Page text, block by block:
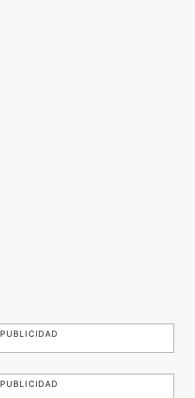
PUBLICIDAD
PUBLICIDAD